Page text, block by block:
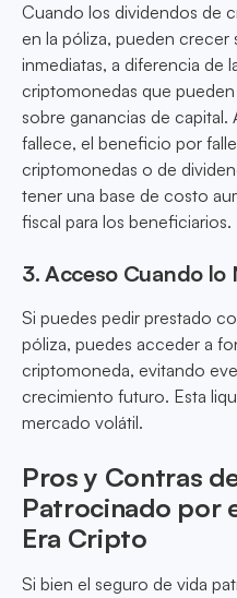
Cuando los dividendos de
en la póliza, pueden crecer
inmediatas, a diferencia de
criptomonedas que
sobre ganancias de
fallece, el beneficio por
criptomonedas o de
tener una base de costo
fiscal para los beneficiarios.
3. Acceso Cuando lo
Si puedes pedir prestado
póliza, puedes acceder a
criptomoneda, evitando
crecimiento futuro. Esta
mercado volátil.
Pros y Contras
Patrocinado por
Era Cripto
Si bien el seguro de vida